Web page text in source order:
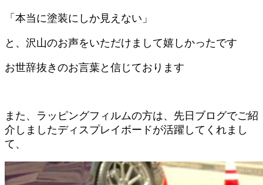
「本当に塗装にしか見えない」
と、沢山のお声をいただけまして嬉しかったです
お世辞抜きのお言葉と信じております
また、ラッピングフィルムの方は、先日ブログでご紹
介しましたディスプレイボードが活躍してくれまし
て、